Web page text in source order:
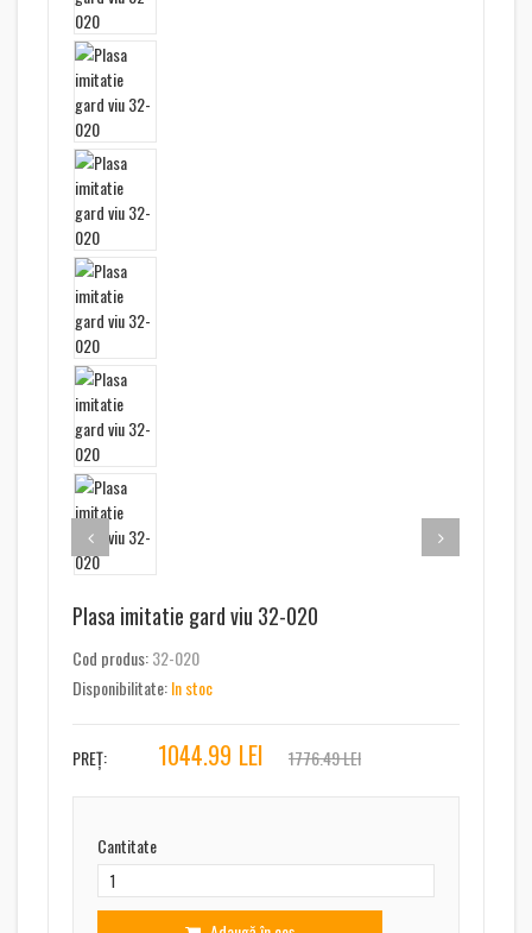
Plasa imitatie gard viu 32-020
Cod produs:32-020
Disponibilitate:In stoc
PREȚ: 1044.99 LEI 1776.49 LEI
Cantitate